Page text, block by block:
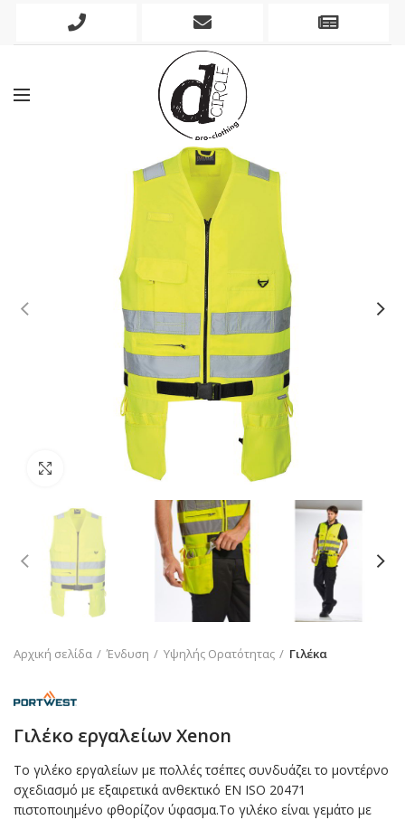
Phone
Mobile
Click to enlarge
Αρχική σελίδα Ένδυση Υψηλής Ορατότητας Γιλέκα
Γιλέκο εργαλείων Xenon
Το γιλέκο εργαλείων με πολλές τσέπες συνδυάζει το μοντέρνο
σχεδιασμό με εξαιρετικά ανθεκτικό EN ISO 20471
πιστοποιημένο φθορίζον ύφασμα.Το γιλέκο είναι γεμάτο με